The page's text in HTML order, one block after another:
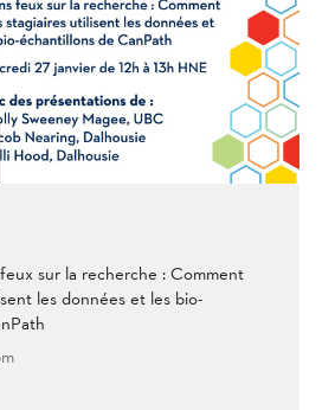
sur la recherche : Comment
les données et les bio-